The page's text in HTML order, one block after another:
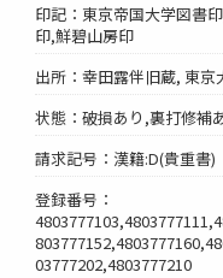
印記：東京帝国大学図書
印,鮮碧山房印
出所：幸田露伴旧蔵, 東京
状態：破損あり,裏打修補
請求記号：漢籍:D(貴重書)
登録番号：
03777202,4803777210